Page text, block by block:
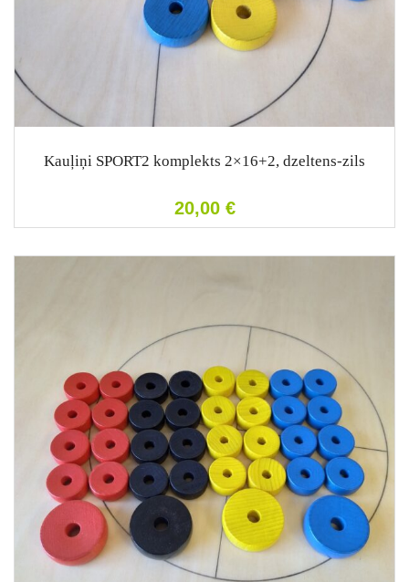
Kauļiņi SPORT2 komplekts 2×16+2, dzeltens-zils
20,00 €